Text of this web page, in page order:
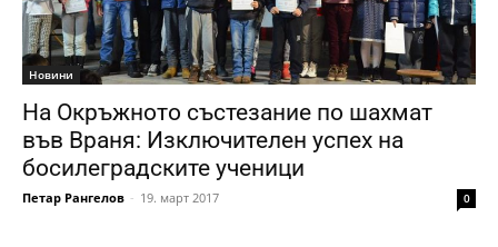
Новини
На Окръжното състезание по шахмат
във Враня: Изключителен успех на
босилеградските ученици
Петар Рангелов - 19. март 2017 0